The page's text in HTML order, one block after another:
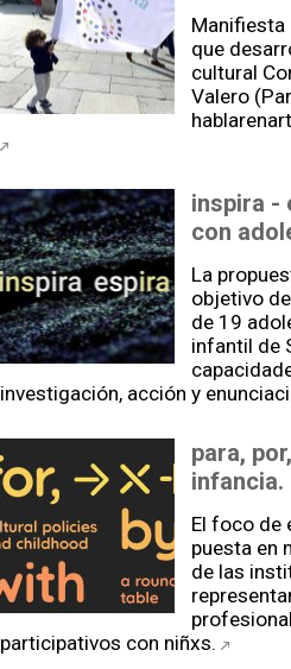
Manifiesta
que
cultural
Valero
inspira -
con
La
objetivo
de 19
infantil de
investigación, acción y
para,
infancia.
El foco de
puesta en
de las
participativos con niñxs.